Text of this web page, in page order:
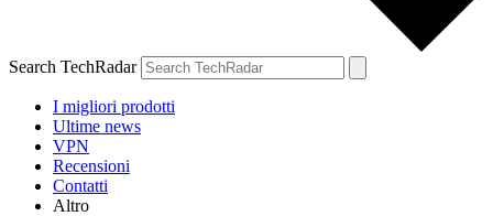
Search TechRadar
I migliori prodotti
Ultime news
VPN
Recensioni
Contatti
Altro